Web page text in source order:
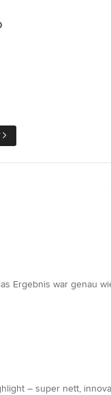
Ergebnis war genau
– super nett,